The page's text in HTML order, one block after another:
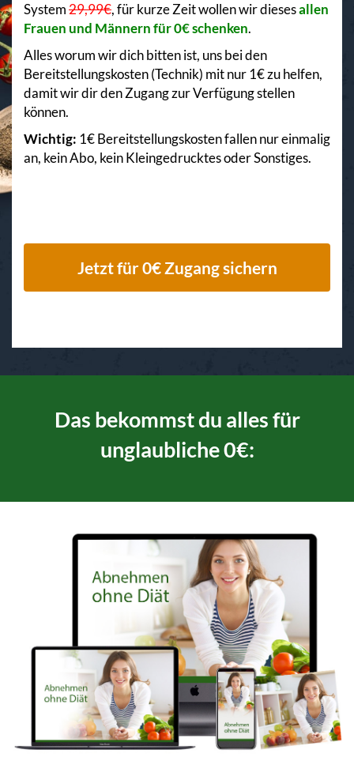
System29,99€, für kurze Zeit wollen wir diesesallen
Frauen und Männern für 0€ schenken.
Alles worum wir dich bitten ist, uns bei den
Bereitstellungskosten (Technik) mit nur 1€ zu helfen,
damit wir dir den Zugang zur Verfügung stellen
können.
Wichtig: 1€ Bereitstellungskosten fallen nur einmalig
an, kein Abo, kein Kleingedrucktes oder Sonstiges.
Jetzt für 0€ Zugang sichern
Das bekommst du alles für
unglaubliche 0€: